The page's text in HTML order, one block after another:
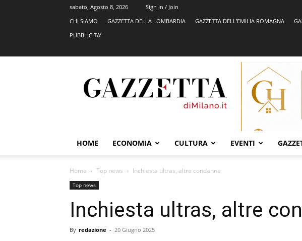
sabato, Agosto 8, 2026
Sign in / Join
CHI SIAMO
GAZZETTA DELLA LOMBARDIA GAZZETTA DELL’EMILIA ROMAGNA
PUBBLICITA’
HOME ECONOMIA CULTURA EVENTI
Home Top news Inchiesta ultras, altre condanne
Top news
Inchiesta ultras, altre
By redazione - 20 Giugno 2025